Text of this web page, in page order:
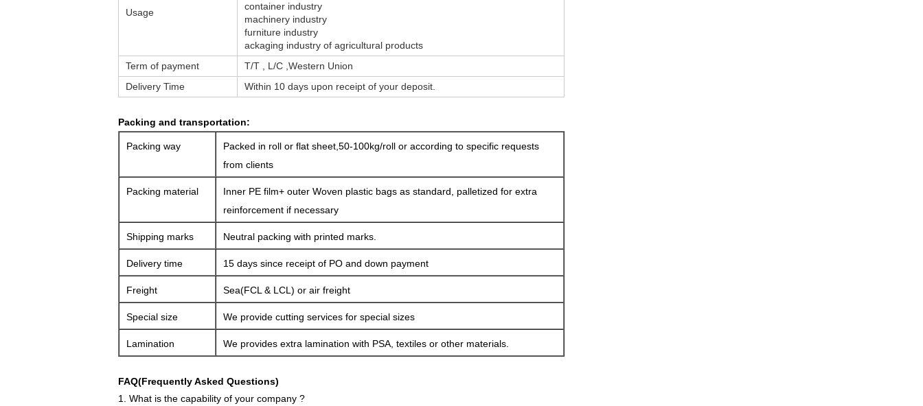
Usage
container industry
machinery industry
furniture industry
ackaging industry of agricultural products
Term of payment
T/T , L/C ,Western Union
Delivery Time
Within 10 days upon receipt of your deposit.
Packing and transportation:
Packing way
Packed in roll or flat sheet,50-100kg/roll or according to specific requests
from clients
Packing material
Inner PE film+ outer Woven plastic bags as standard, palletized for extra
reinforcement if necessary
Shipping marks Neutral packing with printed marks.
Delivery time 15 days since receipt of PO and down payment
Freight Sea(FCL & LCL) or air freight
Special size We provide cutting services for special sizes
Lamination We provides extra lamination with PSA, textiles or other materials.
FAQ(Frequently Asked Questions)
1. What is the capability of your company ?